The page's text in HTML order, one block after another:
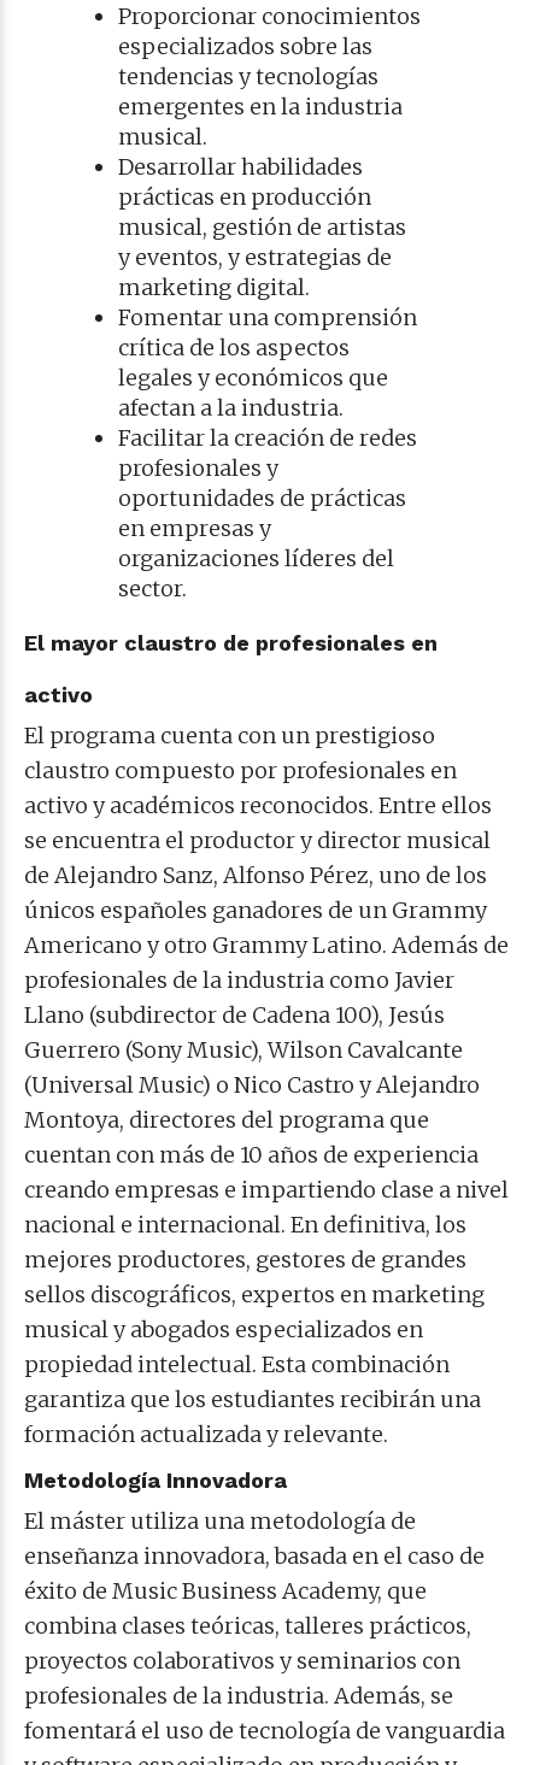
Proporcionar conocimientos
especializados sobre las
tendencias y tecnologías
emergentes en la industria
musical.
Desarrollar habilidades
prácticas en producción
musical, gestión de artistas
y eventos, y estrategias de
marketing digital.
Fomentar una comprensión
crítica de los aspectos
legales y económicos que
afectan a la industria.
Facilitar la creación de redes
profesionales y
oportunidades de prácticas
en empresas y
organizaciones líderes del
sector.
El mayor claustro de profesionales en
activo
El programa cuenta con un prestigioso
claustro compuesto por profesionales en
activo y académicos reconocidos. Entre ellos
se encuentra el productor y director musical
de Alejandro Sanz, Alfonso Pérez, uno de los
únicos españoles ganadores de un Grammy
Americano y otro Grammy Latino. Además de
profesionales de la industria como Javier
Llano (subdirector de Cadena 100), Jesús
Guerrero (Sony Music), Wilson Cavalcante
(Universal Music) o Nico Castro y Alejandro
Montoya, directores del programa que
cuentan con más de 10 años de experiencia
creando empresas e impartiendo clase a nivel
nacional e internacional. En definitiva, los
mejores productores, gestores de grandes
sellos discográficos, expertos en marketing
musical y abogados especializados en
propiedad intelectual. Esta combinación
garantiza que los estudiantes recibirán una
formación actualizada y relevante.
Metodología Innovadora
El máster utiliza una metodología de
enseñanza innovadora, basada en el caso de
éxito de Music Business Academy, que
combina clases teóricas, talleres prácticos,
proyectos colaborativos y seminarios con
profesionales de la industria. Además, se
fomentará el uso de tecnología de vanguardia